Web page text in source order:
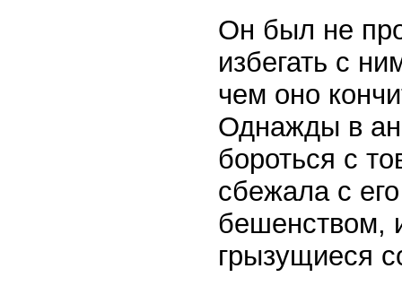
Он был не
избегать с
чем оно
Однажды в
бороться с
сбежала с
бешенством,
грызущиеся